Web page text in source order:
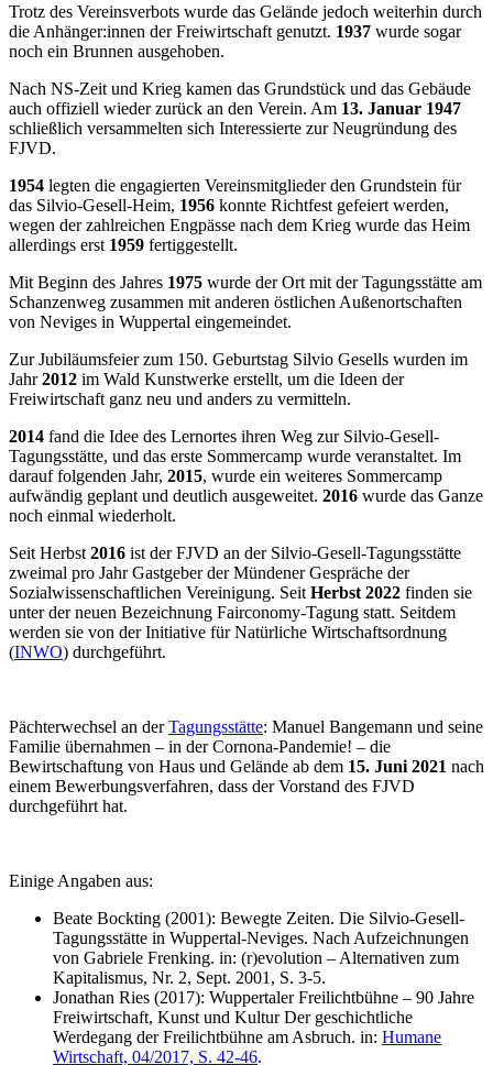
Trotz des Vereinsverbots wurde das Gelände jedoch weiterhin durch
die Anhänger:innen der Freiwirtschaft genutzt. 1937 wurde sogar
noch ein Brunnen ausgehoben.
Nach NS-Zeit und Krieg kamen das Grundstück und das Gebäude
auch offiziell wieder zurück an den Verein. Am 13. Januar 1947
schließlich versammelten sich Interessierte zur Neugründung des
FJVD.
1954 legten die engagierten Vereinsmitglieder den Grundstein für
das Silvio-Gesell-Heim, 1956 konnte Richtfest gefeiert werden,
wegen der zahlreichen Engpässe nach dem Krieg wurde das Heim
allerdings erst 1959 fertiggestellt.
Mit Beginn des Jahres 1975 wurde der Ort mit der Tagungsstätte am
Schanzenweg zusammen mit anderen östlichen Außenortschaften
von Neviges in Wuppertal eingemeindet.
Zur Jubiläumsfeier zum 150. Geburtstag Silvio Gesells wurden im
Jahr2012 im Wald Kunstwerke erstellt, um die Ideen der
Freiwirtschaft ganz neu und anders zu vermitteln.
2014 fand die Idee des Lernortes ihren Weg zur Silvio-Gesell-
Tagungsstätte, und das erste Sommercamp wurde veranstaltet. Im
darauf folgenden Jahr, 2015, wurde ein weiteres Sommercamp
aufwändig geplant und deutlich ausgeweitet. 2016 wurde das Ganze
noch einmal wiederholt.
Seit Herbst 2016 ist der FJVD an der Silvio-Gesell-Tagungsstätte
zweimal pro Jahr Gastgeber der Mündener Gespräche der
Sozialwissenschaftlichen Vereinigung. Seit Herbst 2022 finden sie
unter der neuen Bezeichnung Fairconomy-Tagung statt. Seitdem
werden sie von der Initiative für Natürliche Wirtschaftsordnung
(INWO) durchgeführt.
Pächterwechsel an derTagungsstätte: Manuel Bangemann und seine
Familie übernahmen – in der Cornona-Pandemie! – die
Bewirtschaftung von Haus und Gelände ab dem 15. Juni 2021 nach
einem Bewerbungsverfahren, dass der Vorstand des FJVD
durchgeführt hat.
Einige Angaben aus:
Beate Bockting (2001): Bewegte Zeiten. Die Silvio-Gesell-
Tagungsstätte in Wuppertal-Neviges. Nach Aufzeichnungen
von Gabriele Frenking. in: (r)evolution – Alternativen zum
Kapitalismus, Nr. 2, Sept. 2001, S. 3-5.
Jonathan Ries (2017): Wuppertaler Freilichtbühne – 90 Jahre
Freiwirtschaft, Kunst und Kultur Der geschichtliche
Werdegang der Freilichtbühne am Asbruch. in: Humane
Wirtschaft, 04/2017, S. 42-46.